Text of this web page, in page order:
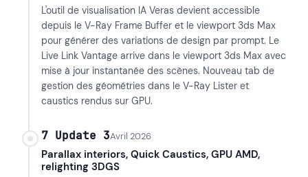
L'outil de visualisation IA Veras devient accessible
depuis le V-Ray Frame Buffer et le viewport 3ds Max
pour générer des variations de design par prompt. Le
Live Link Vantage arrive dans le viewport 3ds Max avec
mise à jour instantanée des scènes. Nouveau tab de
gestion des géométries dans le V-Ray Lister et
caustics rendus sur GPU.
7 Update 3Avril 2026
Parallax interiors, Quick Caustics, GPU AMD,
relighting 3DGS